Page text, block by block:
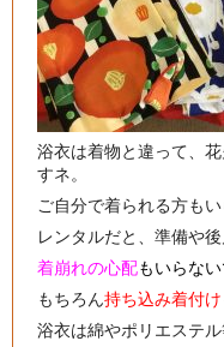
浴衣は着物と違って、
すネ。
ご自分で着られる方も
レンタルだと、準備や
着崩れの心配もいらない
もちろん持ち込み着付け
浴衣は綿やポリエステ